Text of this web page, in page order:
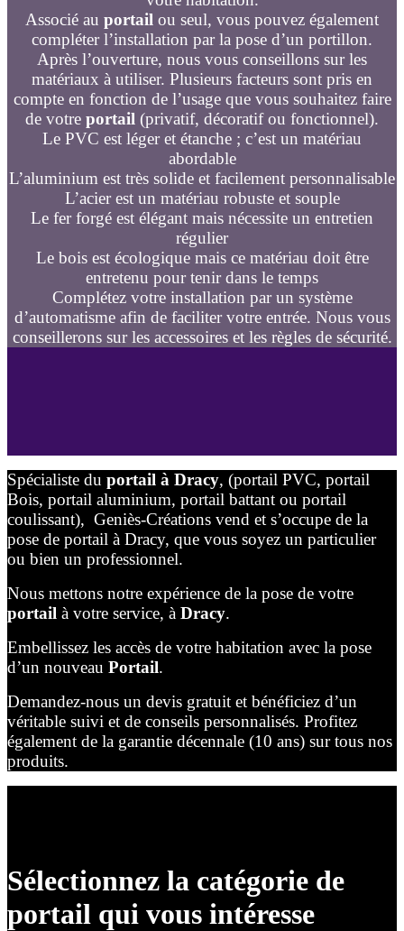
Associé au portail ou seul, vous pouvez également
compléter l’installation par la pose d’un portillon.
Après l’ouverture, nous vous conseillons sur les
matériaux à utiliser. Plusieurs facteurs sont pris en
compte en fonction de l’usage que vous souhaitez faire
de votre portail (privatif, décoratif ou fonctionnel).
Le PVC est léger et étanche ; c’est un matériau
abordable
L’aluminium est très solide et facilement personnalisable
L’acier est un matériau robuste et souple
Le fer forgé est élégant mais nécessite un entretien
régulier
Le bois est écologique mais ce matériau doit être
entretenu pour tenir dans le temps
Complétez votre installation par un système
d’automatisme afin de faciliter votre entrée. Nous vous
conseillerons sur les accessoires et les règles de sécurité.
Spécialiste du portail à Dracy, (portail PVC, portail
Bois, portail aluminium, portail battant ou portail
coulissant), Geniès-Créations vend et s’occupe de la
pose de portail à Dracy, que vous soyez un particulier
ou bien un professionnel.
Nous mettons notre expérience de la pose de votre
portail à votre service, à Dracy.
Embellissez les accès de votre habitation avec la pose
d’un nouveau Portail.
Demandez-nous un devis gratuit et bénéficiez d’un
véritable suivi et de conseils personnalisés. Profitez
également de la garantie décennale (10 ans) sur tous nos
produits.
Sélectionnez la catégorie de
portail qui vous intéresse